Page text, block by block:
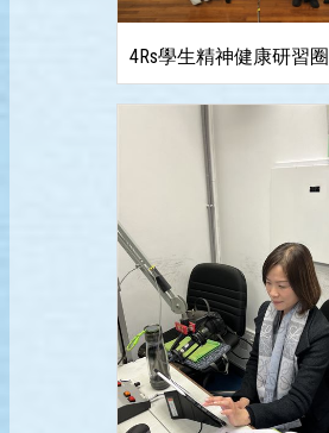
4Rs學生精神健康研習圈